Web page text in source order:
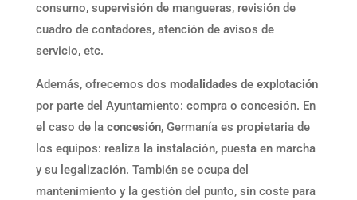
consumo, supervisión de mangueras, revisión de
cuadro de contadores, atención de avisos de
servicio, etc.
Además, ofrecemos dos modalidades de explotación
por parte del Ayuntamiento: compra o concesión. En
el caso de la concesión, Germanía es propietaria de
los equipos: realiza la instalación, puesta en marcha
y su legalización. También se ocupa del
mantenimiento y la gestión del punto, sin coste para